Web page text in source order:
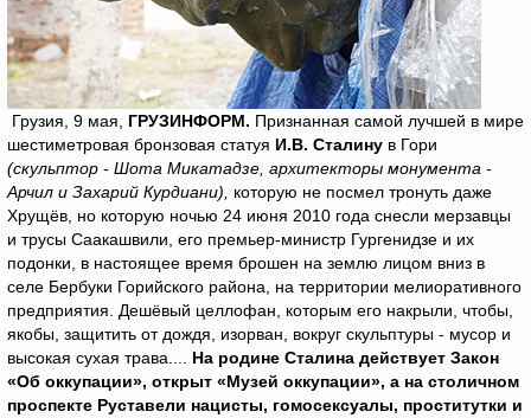
Грузия, 9 мая, ГРУЗИНФОРМ. Признанная самой лучшей в мире
шестиметровая бронзовая статуя И.В. Сталину в Гори
(скульптор - Шота Микатадзе, архитекторы монумента -
Арчил и Захарий Курдиани), которую не посмел тронуть даже
Хрущёв, но которую ночью 24 июня 2010 года снесли мерзавцы
и трусы Саакашвили, его премьер-министр Гургенидзе и их
подонки, в настоящее время брошен на землю лицом вниз в
селе Бербуки Горийского района, на территории мелиоративного
предприятия. Дешёвый целлофан, которым его накрыли, чтобы,
якобы, защитить от дождя, изорван, вокруг скульптуры - мусор и
высокая сухая трава.... На родине Сталина действует Закон
«Об оккупации», открыт «Музей оккупации», а на столичном
проспекте Руставели нацисты, гомосексуалы, проститутки и